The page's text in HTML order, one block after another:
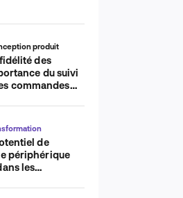
produit
des
du suivi
commandes
de
périphérique
les